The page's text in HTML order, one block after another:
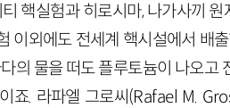
핵실험과 히로시마, 나가사끼
이외에도 전세계 핵시설에서 배
의 물을 떠도 플루토늄이 나오
죠. 라파엘 그로씨(Rafael M.